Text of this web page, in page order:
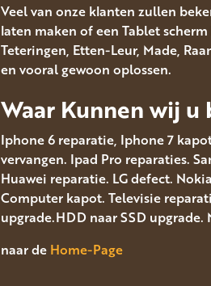
Veel van onze klanten zullen
laten maken of een Tablet
Teteringen, Etten-Leur, Made,
en vooral gewoon oplossen.
Waar Kunnen wij u
Iphone 6 reparatie, Iphone 7
vervangen. Ipad Pro reparaties.
Huawei reparatie. LG defect.
Computer kapot. Televisie
upgrade.HDD naar SSD
naar de Home-Page